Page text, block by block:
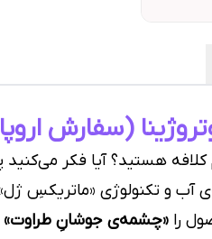
(سفارش
هستید؟ آیا فکر
آب و تکنولوژی «ماتریکسِ
را «چشمه‌ی جوشانِ طراوت»